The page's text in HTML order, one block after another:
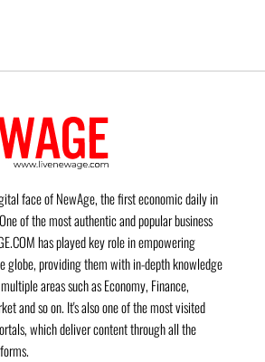
face of NewAge, the first economic daily in
of the most authentic and popular business
has played key role in empowering
globe, providing them with in-depth knowledge
areas such as Economy, Finance,
and so on. It's also one of the most visited
which deliver content through all the